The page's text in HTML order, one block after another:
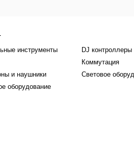
инструменты
и наушники
оборудование
DJ
Коммутация
Световое